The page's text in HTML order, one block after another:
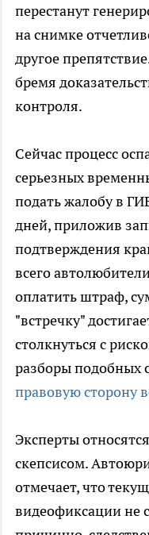
перестанут
на снимке
другое
бремя
контроля.
Сейчас процесс
серьезных
подать жалобу в
дней, приложив
подтверждения
всего
оплатить штраф,
"встречку"
столкнуться с
разборы подобных
правовую сторону
Эксперты
скепсисом.
отмечает, что
видеофиксации не